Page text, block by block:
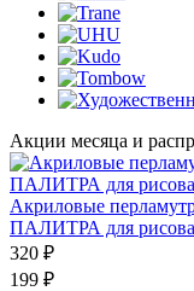
Акции месяца и
Акриловые
ПАЛИТРА для
320 ₽
199 ₽